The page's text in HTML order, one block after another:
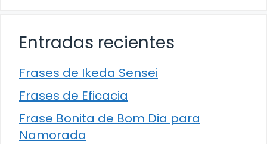
Entradas recientes
Frases de Ikeda Sensei
Frases de Eficacia
Frase Bonita de Bom Dia para
Namorada